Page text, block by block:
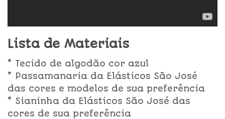
Lista de Materiais
* Tecido de algodão cor azul
* Passamanaria da Elásticos São José
das cores e modelos de sua preferência
* Sianinha da Elásticos São José das
cores de sua preferência